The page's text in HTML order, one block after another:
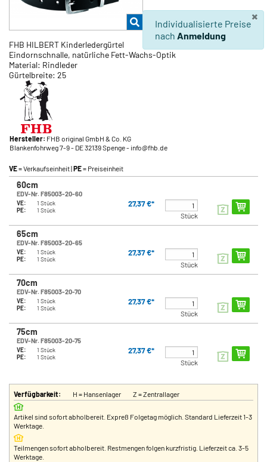
FHB HILBERT Kinderledergürtel
Eindornschnalle, natürliche Fett-Wachs-Optik
Material: Rindleder
Gürtelbreite: 25
Hersteller: FHB original GmbH & Co. KG
Blankenfohrweg 7-9- DE 32139 Spenge- info@fhb.de
VE= Verkaufseinheit |PE= Preiseinheit
60cm
EDV-Nr. F85003-20-60
VE:
1 Stück
PE:
1 Stück
27,37 €*
Stück
65cm
EDV-Nr. F85003-20-65
VE:
1 Stück
PE:
1 Stück
27,37 €*
Stück
70cm
EDV-Nr. F85003-20-70
VE:
1 Stück
PE:
1 Stück
27,37 €*
Stück
75cm
EDV-Nr. F85003-20-75
VE:
1 Stück
PE:
1 Stück
27,37 €*
Stück
Verfügbarkeit: H = Hansenlager Z = Zentrallager
Artikel sind sofort abholbereit. Expreß Folgetag möglich. Standard Lieferzeit 1-3
Werktage.
Teilmengen sofort abholbereit. Restmengen folgen kurzfristig. Lieferzeit ca. 3-5
Werktage.
×
Individualisierte Preise
nach Anmeldung